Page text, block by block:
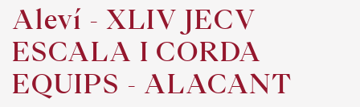
Aleví - XLIV JECV
ESCALA I CORDA
EQUIPS - ALACANT